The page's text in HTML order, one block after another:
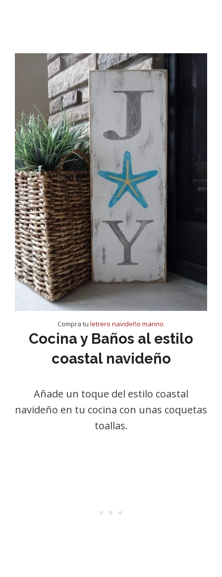
Compra tu letrero navideño marino.
Cocina y Baños al estilo
coastal navideño
Añade un toque del estilo coastal
navideño en tu cocina con unas coquetas
toallas.